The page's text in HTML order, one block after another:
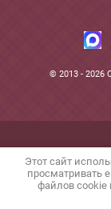
© 2013 - 2026
Этот сайт
просматривать
файлов cookie